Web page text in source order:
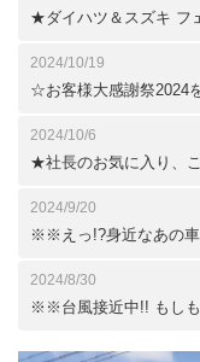
★ダイハツ＆スズキ フ
2024/10/19
☆お客様大感謝祭2024
2024/10/6
★社長のお気に入り、
2024/9/20
※※えっ!?身近なあの
2024/8/30
※※台風接近中!! もし